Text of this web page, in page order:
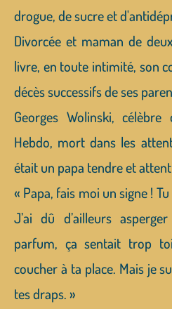
drogue, de sucre et
Divorcée et maman de
livre, en toute intimité, son
décès successifs de ses
Georges Wolinski,
Hebdo, mort dans les
était un papa tendre et
« Papa, fais moi un signe !
J’ai dû d’ailleurs
parfum, ça sentait trop
coucher à ta place. Mais je
tes draps. »